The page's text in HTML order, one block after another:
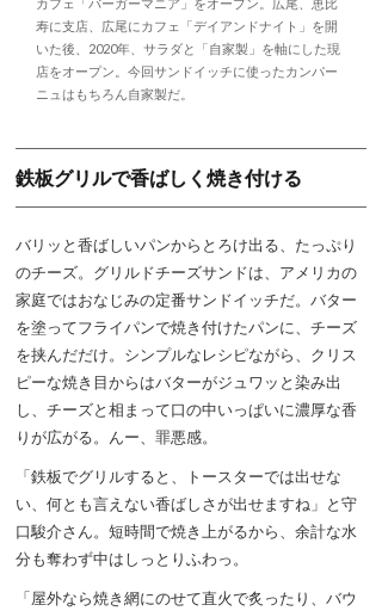
寿に支店、広尾にカフェ「デイアンドナイト」を開
いた後、2020年、サラダと「自家製」を軸にした現
店をオープン。今回サンドイッチに使ったカンパー
ニュはもちろん自家製だ。
鉄板グリルで香ばしく焼き付ける
バリッと香ばしいパンからとろけ出る、たっぷり
のチーズ。グリルドチーズサンドは、アメリカの
家庭ではおなじみの定番サンドイッチだ。バター
を塗ってフライパンで焼き付けたパンに、チーズ
を挟んだだけ。シンプルなレシピながら、クリス
ピーな焼き目からはバターがジュワッと染み出
し、チーズと相まって口の中いっぱいに濃厚な香
りが広がる。んー、罪悪感。
「鉄板でグリルすると、トースターでは出せな
い、何とも言えない香ばしさが出せますね」と守
口駿介さん。短時間で焼き上がるから、余計な水
分も奪わず中はしっとりふわっ。
「屋外なら焼き網にのせて直火で炙ったり、バウ